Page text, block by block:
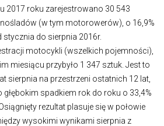
2017 roku zarejestrowano 30 543
(w tym motorowerów), o 16,9%
stycznia do sierpnia 2016r.
motocykli (wszelkich pojemności),
miesiącu przybyło 1 347 sztuk. Jest to
sierpnia na przestrzeni ostatnich 12 lat,
głębokim spadkiem rok do roku o 33,4%
rezultat plasuje się w połowie
wysokimi wynikami sierpnia z